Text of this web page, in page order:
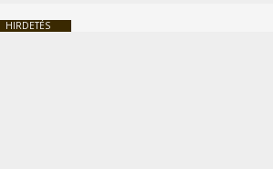
HIRDETÉS